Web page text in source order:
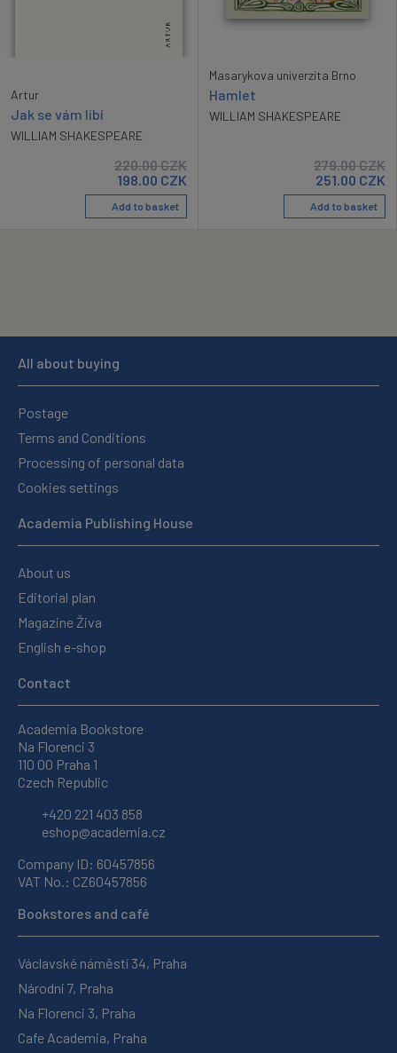
Artur
Jak se vám líbí
WILLIAM SHAKESPEARE
220.00CZK
198.00 CZK
Add to basket
Masarykova univerzita Brno
Hamlet
WILLIAM SHAKESPEARE
279.00CZK
251.00 CZK
Add to basket
All about buying
Postage
Terms and Conditions
Processing of personal data
Cookies settings
Academia Publishing House
About us
Editorial plan
Magazine Živa
English e-shop
Contact
Academia Bookstore
Na Florenci 3
110 00 Praha 1
Czech Republic
+420 221 403 858
eshop@academia.cz
Company ID: 60457856
VAT No.: CZ60457856
Bookstores and café
Václavské náměstí 34, Praha
Národní 7, Praha
Na Florenci 3, Praha
Cafe Academia, Praha